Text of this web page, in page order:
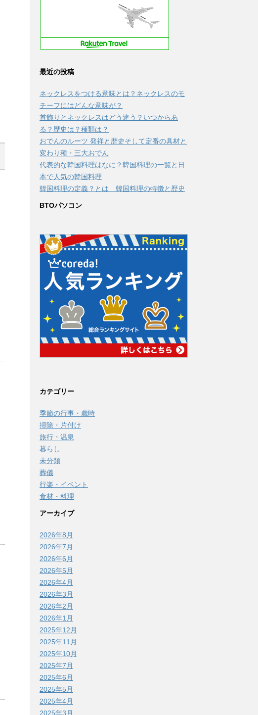
最近の投稿
ネックレスをつける意味とは？ネックレスのモ
チーフにはどんな意味が？
首飾りとネックレスはどう違う？いつからあ
る？歴史は？種類は？
おでんのルーツ 発祥と歴史そして定番の具材と
変わり種・三大おでん
代表的な韓国料理はなに？韓国料理の一覧と日
本で人気の韓国料理
韓国料理の定義？とは 韓国料理の特徴と歴史
BTOパソコン
カテゴリー
季節の行事・歳時
掃除・片付け
旅行・温泉
暮らし
未分類
葬儀
行楽・イベント
食材・料理
アーカイブ
2026年8月
2026年7月
2026年6月
2026年5月
2026年4月
2026年3月
2026年2月
2026年1月
2025年12月
2025年11月
2025年10月
2025年7月
2025年6月
2025年5月
2025年4月
2025年3月